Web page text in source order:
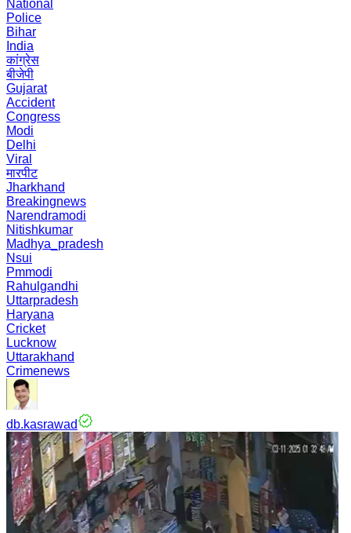
National
Police
Bihar
India
कांग्रेस
बीजेपी
Gujarat
Accident
Congress
Modi
Delhi
Viral
मारपीट
Jharkhand
Breakingnews
Narendramodi
Nitishkumar
Madhya_pradesh
Nsui
Pmmodi
Rahulgandhi
Uttarpradesh
Haryana
Cricket
Lucknow
Uttarakhand
Crimenews
db.kasrawad